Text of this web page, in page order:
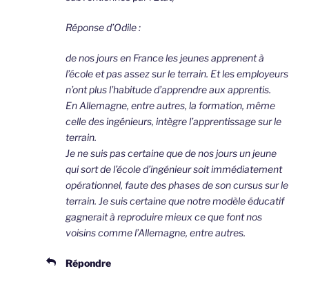
Réponse d’Odile :
de nos jours en France les jeunes apprenent à
l’école et pas assez sur le terrain. Et les employeurs
n’ont plus l’habitude d’apprendre aux apprentis.
En Allemagne, entre autres, la formation, même
celle des ingénieurs, intègre l’apprentissage sur le
terrain.
Je ne suis pas certaine que de nos jours un jeune
qui sort de l’école d’ingénieur soit immédiatement
opérationnel, faute des phases de son cursus sur le
terrain. Je suis certaine que notre modèle éducatif
gagnerait à reproduire mieux ce que font nos
voisins comme l’Allemagne, entre autres.
Répondre